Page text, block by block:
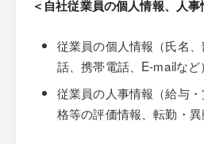
＜自社従業員の個人情報、人事
従業員の個人情報（氏名
話、携帯電話、E-mailなど）
従業員の人事情報（給与
格等の評価情報、転勤・異